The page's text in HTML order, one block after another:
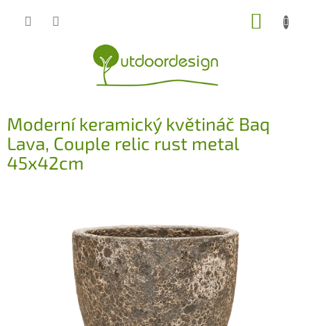
Moderní keramický květináč Baq
Lava, Couple relic rust metal
45x42cm